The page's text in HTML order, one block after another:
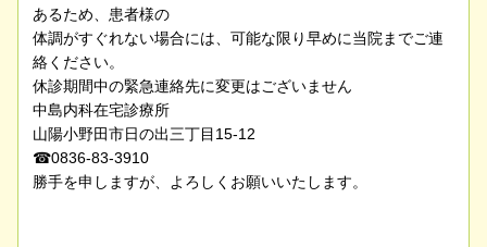
あるため、患者様の
体調がすぐれない場合には、可能な限り早めに当院までご連
絡ください。
休診期間中の緊急連絡先に変更はございません
中島内科在宅診療所
山陽小野田市日の出三丁目15-12
☎0836-83-3910
勝手を申しますが、よろしくお願いいたします。